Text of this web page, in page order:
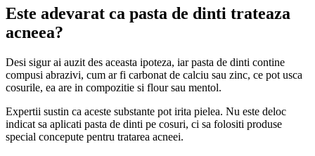
Este adevarat ca pasta de dinti trateaza
acneea?
Desi sigur ai auzit des aceasta ipoteza, iar pasta de dinti contine
compusi abrazivi, cum ar fi carbonat de calciu sau zinc, ce pot usca
cosurile, ea are in compozitie si flour sau mentol.
Expertii sustin ca aceste substante pot irita pielea. Nu este deloc
indicat sa aplicati pasta de dinti pe cosuri, ci sa folositi produse
special concepute pentru tratarea acneei.